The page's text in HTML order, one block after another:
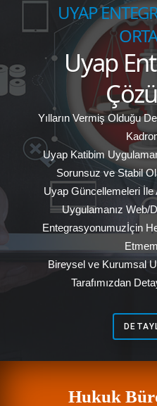
UYAP
Uyap
Yılların Vermiş Olduğu
Uyap Katibim
Sorunsuz ve Stabil
Uyap Güncellemeleri İle
Uygulamanız Web/
Entegrasyonumuzİçin
Bireysel ve Kurumsal
Tarafımızdan
Hukuk